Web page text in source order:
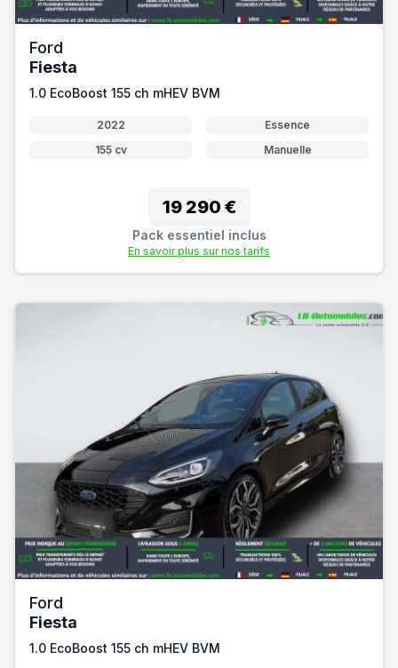
Ford
Fiesta
1.0 EcoBoost 155 ch mHEV BVM
2022
Essence
155 cv
Manuelle
19 290 €
Pack essentiel inclus
En savoir plus sur nos tarifs
Ford
Fiesta
1.0 EcoBoost 155 ch mHEV BVM